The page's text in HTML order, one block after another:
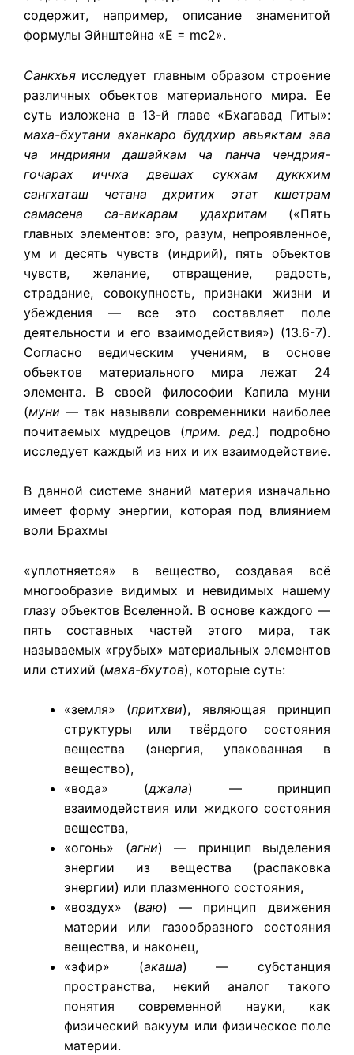
содержит, например, описание знаменитой
формулы Эйнштейна «E = mc2».
Санкхьяисследует главным образом строение
различных объектов материального мира. Ее
суть изложена в 13-й главе «Бхагавад Гиты»:
маха-бхутани аханкаро буддхир авьяктам эва
ча индрияни дашайкам ча панча чендрия-
гочарах иччха двешах сукхам дуккхим
сангхаташ четана дхритих этат кшетрам
самасена са-викарам удахритам(«Пять
главных элементов: эго, разум, непроявленное,
ум и десять чувств (индрий), пять объектов
чувств, желание, отвращение, радость,
страдание, совокупность, признаки жизни и
убеждения — все это составляет поле
деятельности и его взаимодействия») (13.6-7).
Согласно ведическим учениям, в основе
объектов материального мира лежат 24
элемента. В своей философии Капила муни
(муни — так называли современники наиболее
почитаемых мудрецов (прим. ред.) подробно
исследует каждый из них и их взаимодействие.
В данной системе знаний материя изначально
имеет форму энергии, которая под влиянием
воли Брахмы
«уплотняется» в вещество, создавая всё
многообразие видимых и невидимых нашему
глазу объектов Вселенной. В основе каждого —
пять составных частей этого мира, так
называемых «грубых» материальных элементов
или стихий (маха-бхутов), которые суть:
«земля» (притхви), являющая принцип
структуры или твёрдого состояния
вещества (энергия, упакованная в
вещество),
«вода» (джала) — принцип
взаимодействия или жидкого состояния
вещества,
«огонь» (агни) — принцип выделения
энергии из вещества (распаковка
энергии) или плазменного состояния,
«воздух» (ваю) — принцип движения
материи или газообразного состояния
вещества, и наконец,
«эфир» (акаша) — субстанция
пространства, некий аналог такого
понятия современной науки, как
физический вакуум или физическое поле
материи.